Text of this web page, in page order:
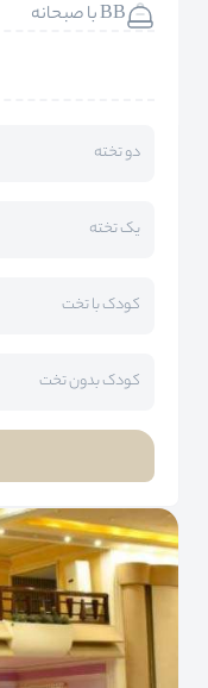
BB با صبحانه
دو تخته
یک تخته
کودک با تخت
کودک بدون تخت